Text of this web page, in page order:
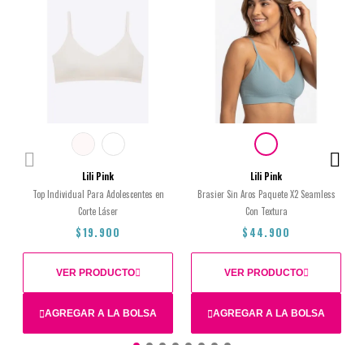
Lili Pink
Top Individual Para Adolescentes en
Corte Láser
$19.900
AGREGAR A LA BOLSA
VER PRODUCTO
Lili Pink
Brasier Sin Aros Paquete X2 Seamless
Con Textura
$44.900
AGREGAR A LA BOLSA
VER PRODUCTO